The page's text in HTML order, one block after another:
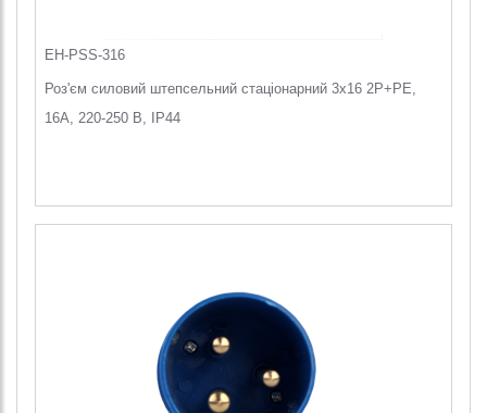
EH-PSS-316
Роз'єм силовий штепсельний стаціонарний 3x16 2P+PE,
16А, 220-250 В, IP44